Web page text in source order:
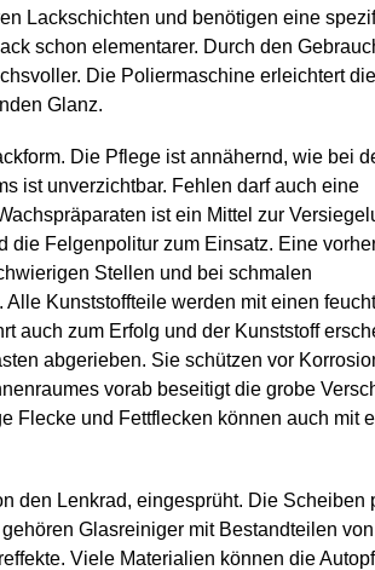
Lackschichten und benötigen eine
schon elementarer. Durch den
Die Poliermaschine erleichtert
Glanz.
Die Pflege ist annähernd, wie bei
ist unverzichtbar. Fehlen darf auch eine
ist ein Mittel zur
die Felgenpolitur zum Einsatz. Eine
Stellen und bei schmalen
Kunststoffteile werden mit einen
auch zum Erfolg und der Kunststoff
abgerieben. Sie schützen vor
vorab beseitigt die grobe
Flecke und Fettflecken können auch mit
den Lenkrad, eingesprüht. Die Scheiben
Glasreiniger mit Bestandteilen
Viele Materialien können die